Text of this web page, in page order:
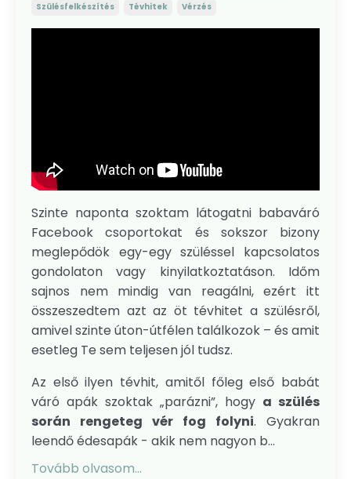
Szülésfelkészítés
Tévhitek Vérzés
Szinte naponta szoktam látogatni babaváró
Facebook csoportokat és sokszor bizony
meglepődök egy-egy szüléssel kapcsolatos
gondolaton vagy kinyilatkoztatáson. Időm
sajnos nem mindig van reagálni, ezért itt
összeszedtem azt az öt tévhitet a szülésről,
amivel szinte úton-útfélen találkozok – és amit
esetleg Te sem teljesen jól tudsz.
Az első ilyen tévhit, amitől főleg első babát
váró apák szoktak „parázni”, hogy a szülés
során rengeteg vér fog folyni. Gyakran
leendő édesapák - akik nem nagyon b...
Tovább olvasom...